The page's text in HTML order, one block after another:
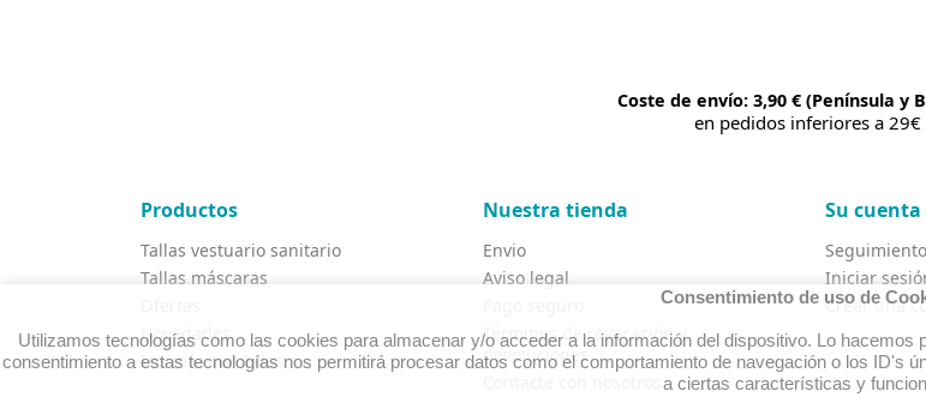
Coste de envío: 3,90 € (Península y
en pedidos inferiores a 29€
Productos
Tallas vestuario sanitario
Tallas máscaras
Novedades
Los más vendidos
Nuestra tienda
Envio
Aviso legal
Términos de revocación y
devoluciones
Su cuenta
Iniciar
Crear una
Consentimiento de uso de
Utilizamos tecnologías como las cookies para almacenar y/o acceder a la información del dispositivo. Lo
consentimiento a estas tecnologías nos permitirá procesar datos como el comportamiento de navegación o los ID's
a ciertas características y